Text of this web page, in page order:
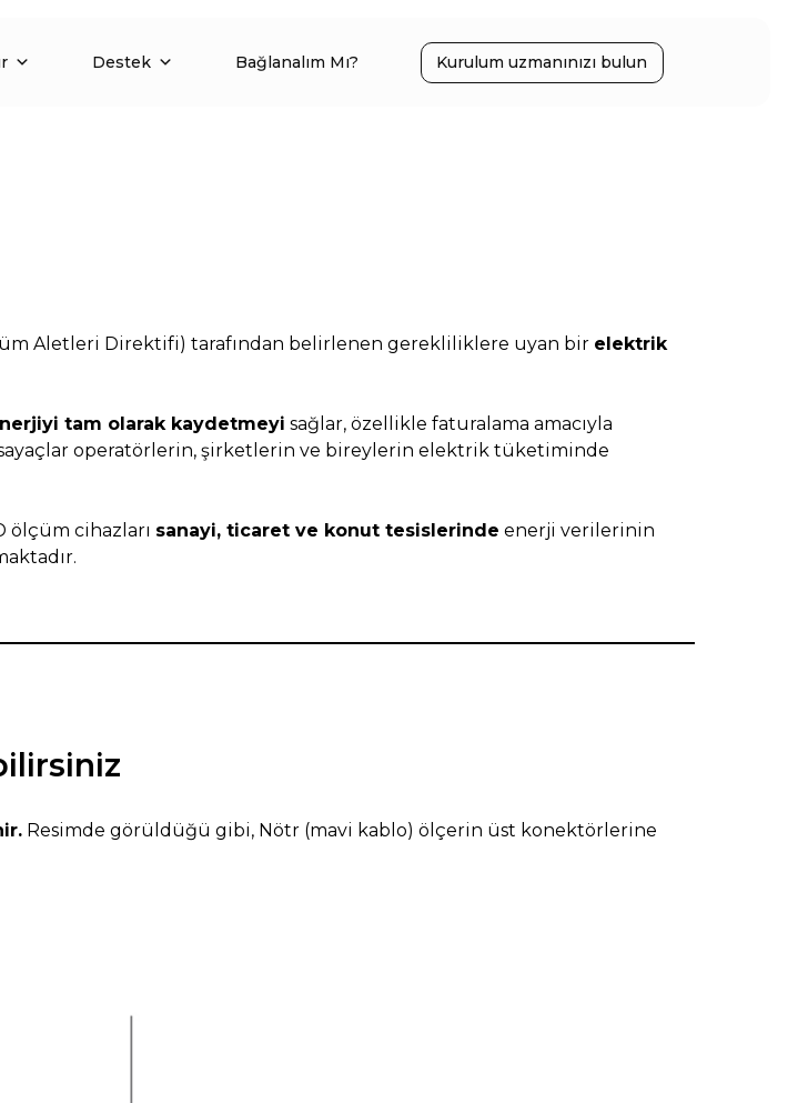
Destek Bağlanalım Mı? Kurulum uzmanınızı bulun
Aletleri Direktifi) tarafından belirlenen gerekliliklere uyan bir elektrik
tam olarak kaydetmeyi sağlar, özellikle faturalama amacıyla
operatörlerin, şirketlerin ve bireylerin elektrik tüketiminde
ölçüm cihazları sanayi, ticaret ve konut tesislerinde enerji verilerinin
Resimde görüldüğü gibi, Nötr (mavi kablo) ölçerin üst konektörlerine